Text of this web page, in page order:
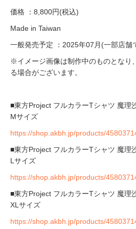
価格 ：8,800円(税込)
Made in Taiwan
一般発売予定 ：2025年07月(一部店舗
※イメージ画像は制作中のものとなり
る場合がございます。
■東方Project フルカラーTシャツ 魔理
Mサイズ
https://shop.akbh.jp/products/
■東方Project フルカラーTシャツ 魔理
Lサイズ
https://shop.akbh.jp/products/
■東方Project フルカラーTシャツ 魔理
XLサイズ
https://shop.akbh.jp/products/